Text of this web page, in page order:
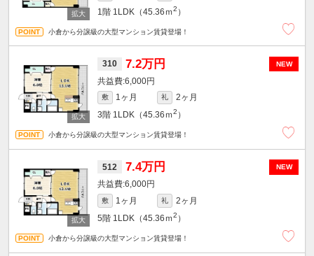
1階 1LDK（45.36ｍ2 ）
小倉から分譲級の大型マンション賃貸登場！
NEW
310 7.2万円
6,000円
敷 1ヶ月 礼
2ヶ月
3階 1LDK（45.36ｍ2 ）
小倉から分譲級の大型マンション賃貸登場！
NEW
512 7.4万円
6,000円
敷 1ヶ月 礼
2ヶ月
5階 1LDK（45.36ｍ2 ）
小倉から分譲級の大型マンション賃貸登場！